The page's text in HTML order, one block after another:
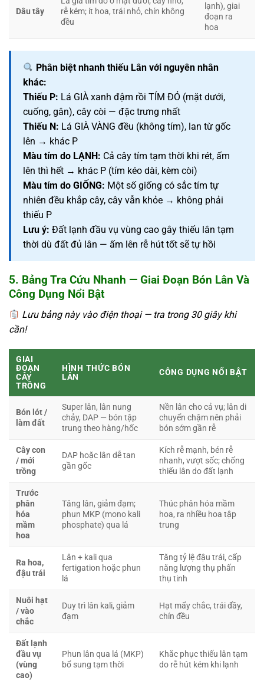
Dâu tây
rễ kém; ít hoa, trái nhỏ, chín không
đều
lạnh), giai
đoạn ra
hoa
Phân biệt nhanh thiếu Lân với nguyên nhân
khác:
Thiếu P: Lá GIÀ xanh đậm rồi TÍM ĐỎ (mặt dưới,
cuống, gân), cây còi — đặc trưng nhất
Thiếu N: Lá GIÀ VÀNG đều (không tím), lan từ gốc
lên → khác P
Màu tím do LẠNH: Cả cây tím tạm thời khi rét, ấm
lên thì hết → khác P (tím kéo dài, kèm còi)
Màu tím do GIỐNG: Một số giống có sắc tím tự
nhiên đều khắp cây, cây vẫn khỏe → không phải
thiếu P
Lưu ý: Đất lạnh đầu vụ vùng cao gây thiếu lân tạm
thời dù đất đủ lân — ấm lên rễ hút tốt sẽ tự hồi
5. Bảng Tra Cứu Nhanh — Giai Đoạn Bón Lân Và
Công Dụng Nổi Bật
Lưu bảng này vào điện thoại — tra trong 30 giây khi
cần!
GIAI
ĐOẠN
CÂY
TRỒNG
HÌNH THỨC BÓN
LÂN
CÔNG DỤNG NỔI BẬT
Bón lót /
làm đất
Super lân, lân nung
chảy, DAP — bón tập
trung theo hàng/hốc
Nền lân cho cả vụ; lân di
chuyển chậm nên phải
bón sớm gần rễ
Cây con
/ mới
trồng
DAP hoặc lân dễ tan
gần gốc
Kích rễ mạnh, bén rễ
nhanh, vượt sốc; chống
thiếu lân do đất lạnh
Trước
phân
hóa
mầm
hoa
Tăng lân, giảm đạm;
phun MKP (mono kali
phosphate) qua lá
Thúc phân hóa mầm
hoa, ra nhiều hoa tập
trung
Ra hoa,
đậu trái
Lân + kali qua
fertigation hoặc phun
lá
Tăng tỷ lệ đậu trái, cấp
năng lượng thụ phấn
thụ tinh
Nuôi hạt
/ vào
chắc
Duy trì lân kali, giảm
đạm
Hạt mẩy chắc, trái đầy,
chín đều
Đất lạnh
đầu vụ
(vùng
cao)
Phun lân qua lá (MKP)
bổ sung tạm thời
Khắc phục thiếu lân tạm
do rễ hút kém khi lạnh